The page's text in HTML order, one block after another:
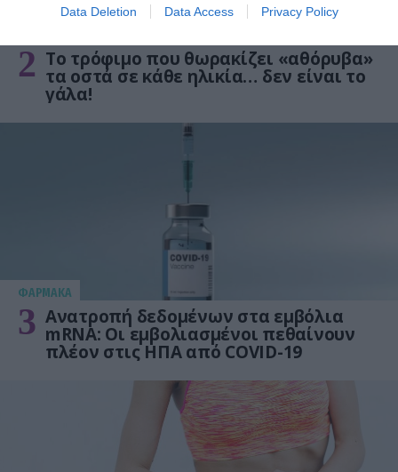
Data Deletion Data Access Privacy Policy
2 Το τρόφιμο που θωρακίζει «αθόρυβα»
τα οστά σε κάθε ηλικία… δεν είναι το
γάλα!
ΦΑΡΜΑΚΑ
3 Ανατροπή δεδομένων στα εμβόλια
mRNA: Οι εμβολιασμένοι πεθαίνουν
πλέον στις ΗΠΑ από COVID-19